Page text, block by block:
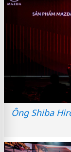
Ông Shiba